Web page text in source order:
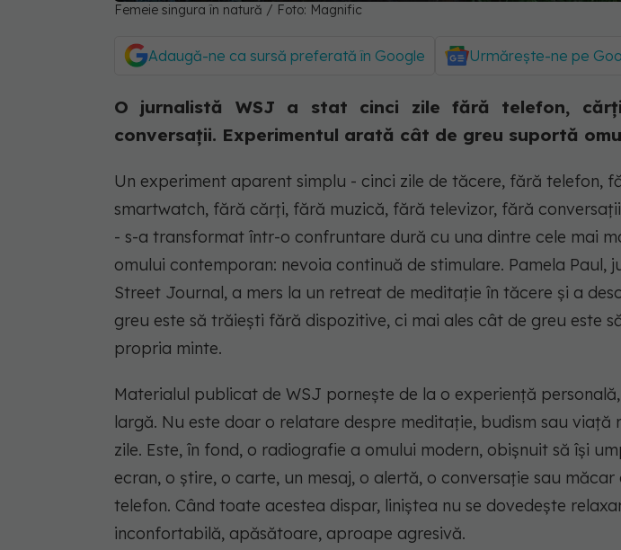
Femeie singura în natură / Foto: Magnific
Adaugă-ne ca sursă preferată în Google Urmărește-ne pe
O jurnalistă WSJ a stat cinci zile fără telefon,
conversații. Experimentul arată cât de greu suportă
Un experiment aparent simplu - cinci zile de tăcere, fără telefon,
smartwatch, fără cărți, fără muzică, fără televizor, fără
- s-a transformat într-o confruntare dură cu una dintre cele mai
omului contemporan: nevoia continuă de stimulare. Pamela Paul,
Street Journal, a mers la un retreat de meditație în tăcere și a
greu este să trăiești fără dispozitive, ci mai ales cât de greu este
propria minte.
Materialul publicat de WSJ pornește de la o experiență
largă. Nu este doar o relatare despre meditație, budism sau
zile. Este, în fond, o radiografie a omului modern, obișnuit să își
ecran, o știre, o carte, un mesaj, o alertă, o conversație sau
telefon. Când toate acestea dispar, liniștea nu se dovedește
inconfortabilă, apăsătoare, aproape agresivă.